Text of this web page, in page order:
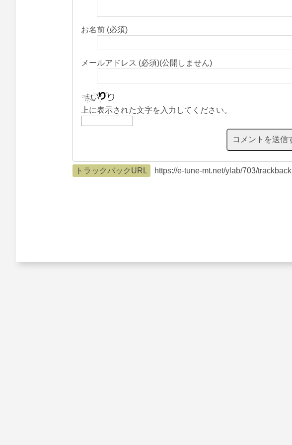
お名前 (必須)
メールアドレス (必須)(公開しません)
上に表示された文字を入力してください。
トラックバックURL https://e-tune-mt.net/ylab/703/trackback